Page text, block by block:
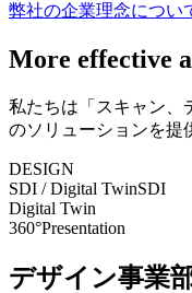
弊社の企業理念につい
More effective
私たちは「スキャン、
のソリューションを提
DESIGN
SDI / Digital TwinSDI
Digital Twin
360°Presentation
デザイン事業